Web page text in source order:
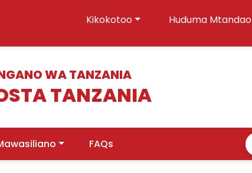
Kikokotoo Huduma Mtandao
WA TANZANIA
TANZANIA
FAQs